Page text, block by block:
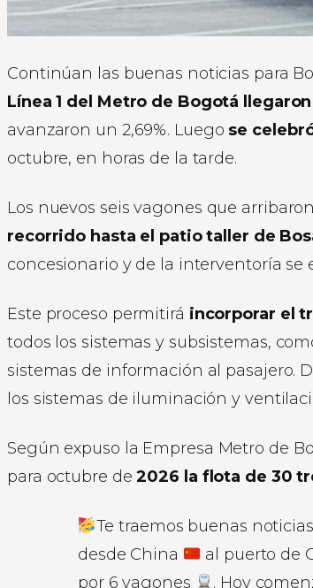
Continúan las buenas noticias para
Línea 1 del Metro de Bogotá
avanzaron un 2,69%. Luego se
octubre, en horas de la tarde.
Los nuevos seis vagones que
recorrido hasta el patio taller de
concesionario y de la interventoría se
Este proceso permitirá incorporar el
todos los sistemas y subsistemas,
sistemas de información al pasajero.
los sistemas de iluminación y
Según expuso la Empresa Metro de
para octubre de 2026 la flota de 30
Te traemos buenas
desde China
al puerto de
por 6 vagones
. Hoy